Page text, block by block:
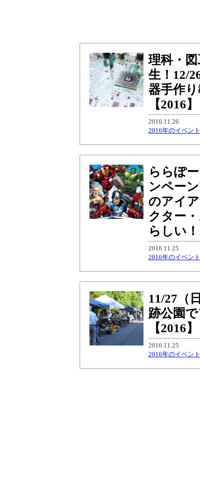
理科・
生！12/
器手作
【2016】
2016.11.26
2016年のイベント
ららぽ
ンペー
のアイ
クター
らしい！
2016.11.25
2016年のイベント
11/27（
跡公園
【2016】
2016.11.25
2016年のイベント